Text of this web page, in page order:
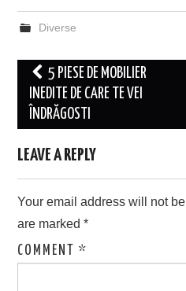
Diverse
Post
navigation
5 PIESE DE MOBILIER
INEDITE DE CARE TE VEI
ÎNDRĂGOSTI
LEAVE A REPLY
Your email address will not
are marked*
COMMENT*